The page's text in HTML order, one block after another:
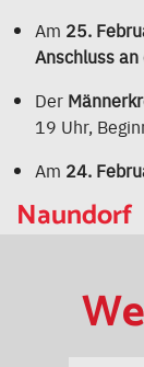
Am 25.
Anschluss
Der
19 Uhr,
Am 24.
Naundorf